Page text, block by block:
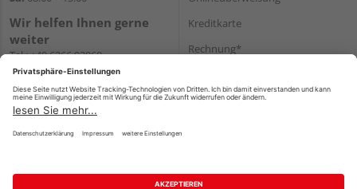
Wir helfen Ihnen gerne
weiter
Tel.:+49 6266 92060
E-Mail:shop@holzcenter-shop.de
Kreditkarte
Rechnung*
Versand
Impressum AGB Widerruf Datenschutz